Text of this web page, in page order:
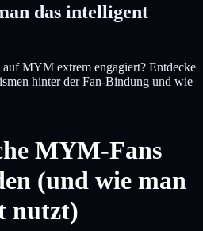
das intelligent
auf MYM extrem engagiert? Entdecke
hinter der Fan-Bindung und wie
MYM-Fans
(und wie man
nutzt)